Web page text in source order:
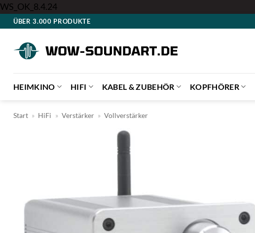
WS_OK_8.4.24Zum
Inhalt
ÜBER 3.000 PRODUKTE
HEIMKINO HIFI KABEL & ZUBEHÖR KOPFHÖRER
Start » HiFi » Verstärker » Vollverstärker